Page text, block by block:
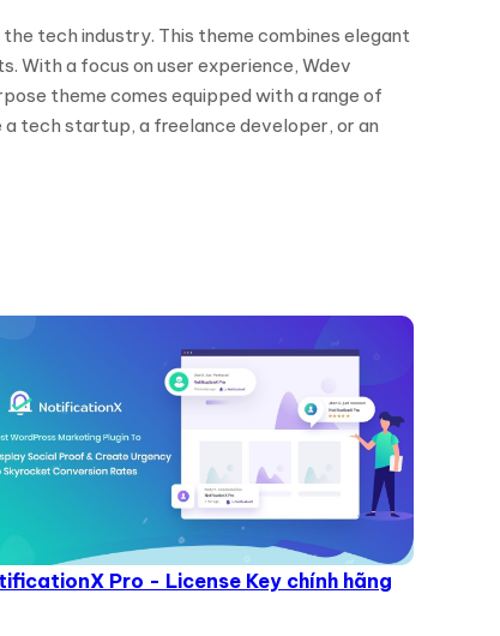
tech industry. This theme combines elegant
With a focus on user experience, Wdev
theme comes equipped with a range of
tech startup, a freelance developer, or an
Pro - License Key chính hãng